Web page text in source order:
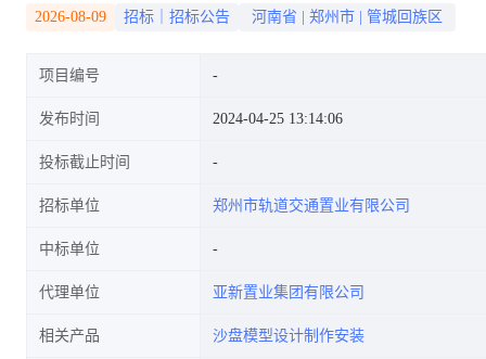
2026-08-09 招标｜招标公告 河南省 郑州市 管城回族区
项目编号
发布时间 2024-04-25 13:14:06
投标截止时间
招标单位 郑州市轨道交通置业有限公司
中标单位
代理单位 亚新置业集团有限公司
相关产品 沙盘模型设计制作安装